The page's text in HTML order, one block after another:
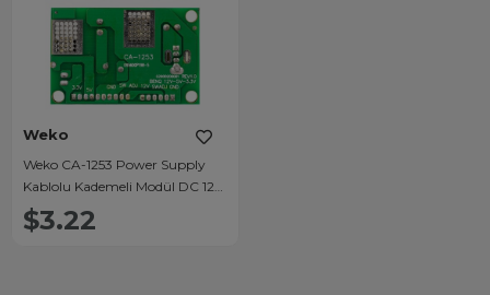
Weko
Weko CA-1253 Power Supply
Kablolu Kademeli Modül DC 12
Volt TO 5 Volt TO 3.3 Volt 3
Amper Dönüştürücü
$3.22